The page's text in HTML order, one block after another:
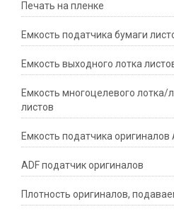
Печать на пленке
Емкость податчика бумаги
Емкость выходного лотка
Емкость многоцелевого лотка/
листов
Емкость податчика оригиналов
ADF податчик оригиналов
Плотность оригиналов,